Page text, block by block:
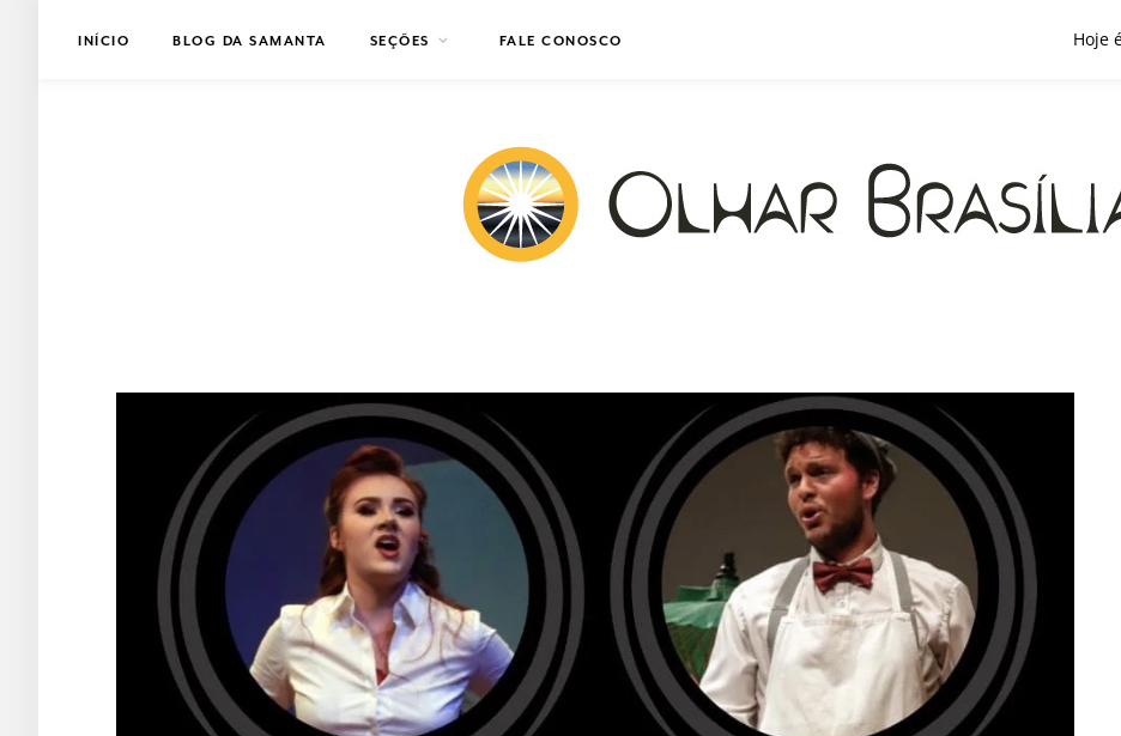
Hoje
INÍCIO BLOG DA SAMANTA SEÇÕES FALE CONOSCO